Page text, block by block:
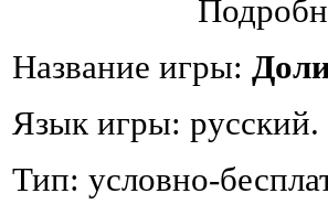
Название игры:
Язык игры: русский.
Тип: условно-